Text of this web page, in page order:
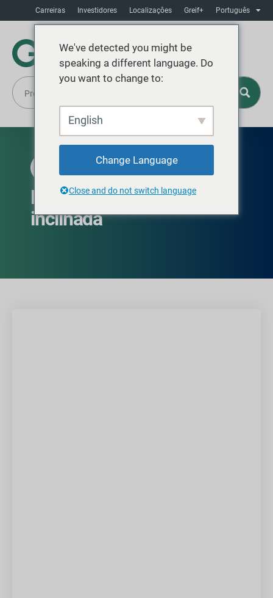
Carreiras Investidores Localizaçôes Greif+ Português
DISPONÍVEL GLOBALMENTE
Recipientes com alça
inclinada
We've detected you might be
speaking a different language. Do
you want to change to:
English
Change Language
Close and do not switch language